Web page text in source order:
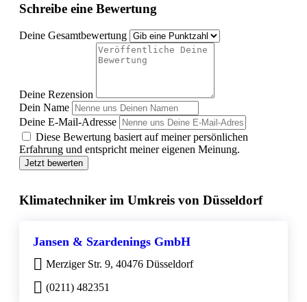
Schreibe eine Bewertung
Deine Gesamtbewertung
Deine Rezension
Dein Name
Deine E-Mail-Adresse
Diese Bewertung basiert auf meiner persönlichen
Erfahrung und entspricht meiner eigenen Meinung.
Jetzt bewerten
Klimatechniker im Umkreis von Düsseldorf
Jansen & Szardenings GmbH
Merziger Str. 9, 40476 Düsseldorf
(0211) 482351